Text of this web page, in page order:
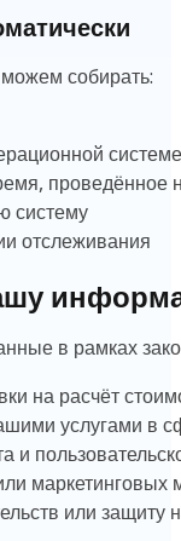
собирать:
системе
проведённое
систему
отслеживания
в рамках
на расчёт
услугами в
и
маркетинговых
или защиту